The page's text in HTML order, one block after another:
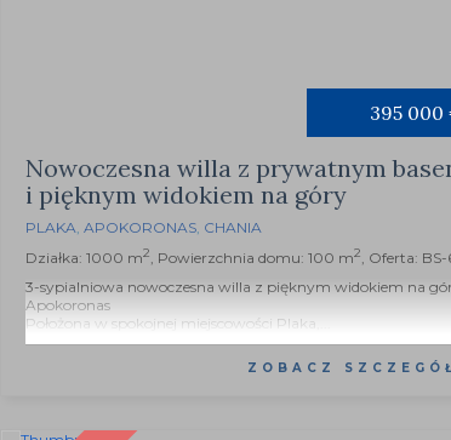
395 000
Nowoczesna willa z prywatnym
i pięknym widokiem na góry
PLAKA, APOKORONAS, CHANIA
Działka: 1000 m2, Powierzchnia domu: 100 m2, Oferta: BS-
3-sypialniowa nowoczesna willa z pięknym widokiem na
Apokoronas
Położona w spokojnej miejscowości Plaka,...
ZOBACZ